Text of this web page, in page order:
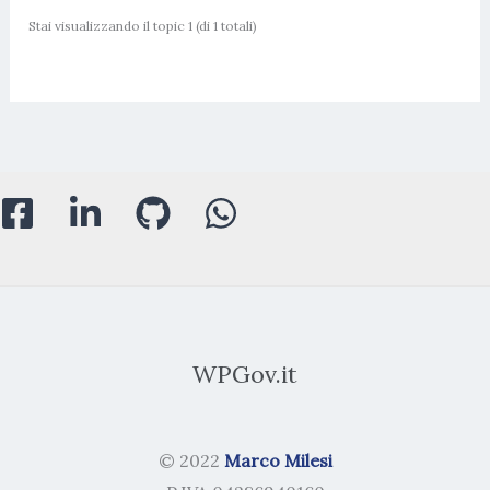
Stai visualizzando il topic 1 (di 1 totali)
WPGov.it
© 2022 Marco Milesi